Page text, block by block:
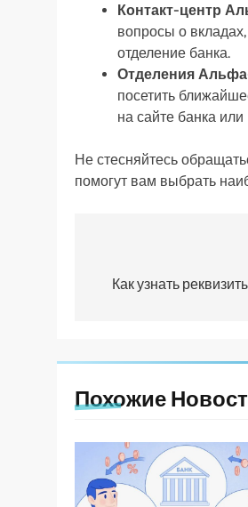
Контакт-центр
вопросы о
отделение банка.
Отделения
посетить
на сайте банка
Не стесняйтесь
помогут вам выбрать
поКак узнать
Похожие